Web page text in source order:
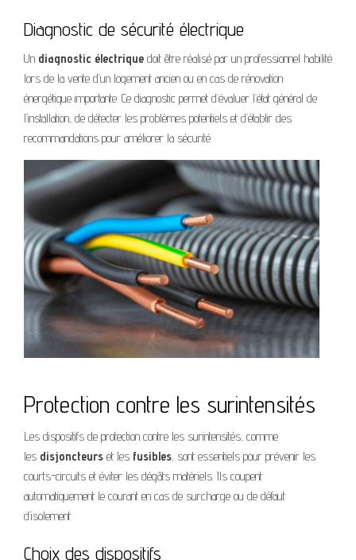
Diagnostic de sécurité électrique
Un diagnostic électrique doit être réalisé par un professionnel habilité
lors de la vente d’un logement ancien ou en cas de rénovation
énergétique importante. Ce diagnostic permet d’évaluer l’état général de
l’installation, de détecter les problèmes potentiels et d’établir des
recommandations pour améliorer la sécurité.
Protection contre les surintensités
Les dispositifs de protection contre les surintensités, comme
les disjoncteurs et les fusibles , sont essentiels pour prévenir les
courts-circuits et éviter les dégâts matériels. Ils coupent
automatiquement le courant en cas de surcharge ou de défaut
d’isolement.
Choix des dispositifs